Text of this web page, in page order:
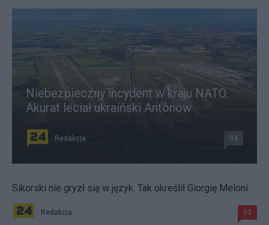
Niebezpieczny incydent w kraju NATO.
Akurat leciał ukraiński Antonow
Redakcja 34
Sikorski nie gryzł się w język. Tak określił Giorgię Meloni
Redakcja 93